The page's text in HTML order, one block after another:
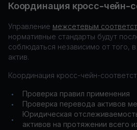
Координация кросс-чейн-
Управление межсетевым
нормативные стандарты будут
соблюдаться независимо от того,
актив.
Координация кросс-чейн-
• Проверка правил применения
• Проверка перевода активов
•
Юридическая
активов на протяжении всего